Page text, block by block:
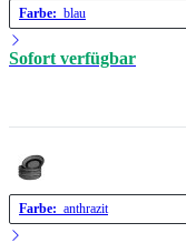
Farbe: blau
Sofort verfügbar
Farbe: anthrazit